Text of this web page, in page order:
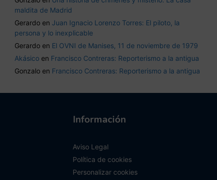
maldita de Madrid
Gerardo en Juan Ignacio Lorenzo Torres: El piloto, la
persona y lo inexplicable
Gerardo en El OVNI de Manises, 11 de noviembre de 1979
Akásico en Francisco Contreras: Reporterismo a la antigua
Gonzalo en Francisco Contreras: Reporterismo a la antigua
Información
Aviso Legal
Política de cookies
Personalizar cookies